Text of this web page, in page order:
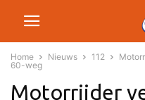
Home Nieuws 112
60-weg
Motorrijder